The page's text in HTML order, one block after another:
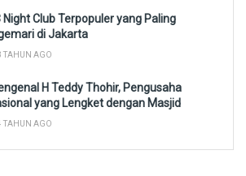
Night Club Terpopuler yang Paling
di Jakarta
TAHUN AGO
H Teddy Thohir, Pengusaha
yang Lengket dengan Masjid
TAHUN AGO